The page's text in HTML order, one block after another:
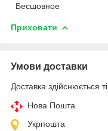
Бесшовное
Приховати
Умови доставки
Доставка здійснюється
Нова Пошта
Укрпошта